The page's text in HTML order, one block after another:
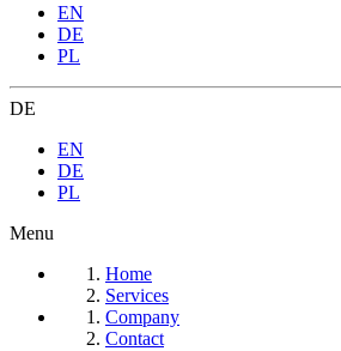
EN
DE
PL
DE
EN
DE
PL
Menu
Home
Services
Company
Contact